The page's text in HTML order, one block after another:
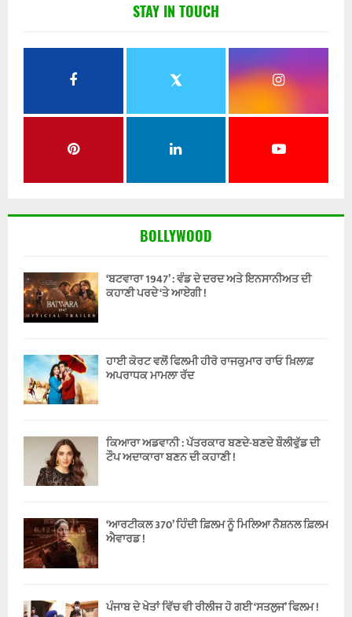
STAY IN TOUCH
BOLLYWOOD
‘ਬਟਵਾਰਾ 1947’ : ਵੰਡ ਦੇ ਦਰਦ ਅਤੇ ਇਨਸਾਨੀਅਤ ਦੀ
ਕਹਾਣੀ ਪਰਦੇ ‘ਤੇ ਆਏਗੀ !
ਹਾਈ ਕੋਰਟ ਵਲੋਂ ਫਿਲਮੀ ਹੀਰੋ ਰਾਜਕੁਮਾਰ ਰਾਓ ਖ਼ਿਲਾਫ਼
ਅਪਰਾਧਕ ਮਾਮਲਾ ਰੱਦ
ਕਿਆਰਾ ਅਡਵਾਨੀ : ਪੱਤਰਕਾਰ ਬਣਦੇ-ਬਣਦੇ ਬੌਲੀਵੁੱਡ ਦੀ
ਟੌਪ ਅਦਾਕਾਰਾ ਬਣਨ ਦੀ ਕਹਾਣੀ !
‘ਆਰਟੀਕਲ 370’ ਹਿੰਦੀ ਫ਼ਿਲਮ ਨੂੰ ਮਿਲਿਆ ਨੈਸ਼ਨਲ ਫ਼ਿਲਮ
ਐਵਾਰਡ !
ਪੰਜਾਬ ਦੇ ਖੇਤਾਂ ਵਿੱਚ ਵੀ ਰੀਲੀਜ ਹੋ ਗਈ ‘ਸਤਲੁਜ’ ਫਿਲਮ !